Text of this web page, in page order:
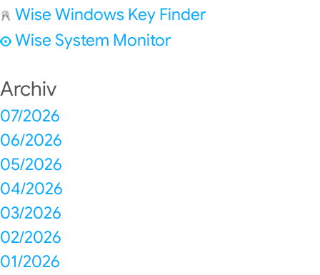
Wise Windows Key Finder
Wise System Monitor
Archiv
07/2026
06/2026
05/2026
04/2026
03/2026
02/2026
01/2026